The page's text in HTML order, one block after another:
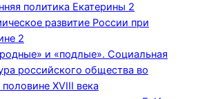
политика Екатерины 2
развитие России при
2
и «подлые». Социальная
российского общества во
XVIII века